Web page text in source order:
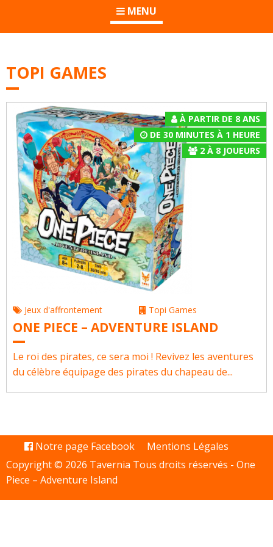
MENU
TOPI GAMES
À PARTIR DE 8 ANS
DE 30 MINUTES À 1 HEURE
2À 8JOUEURS
Jeux d'affrontement Topi Games
ONE PIECE – ADVENTURE ISLAND
Le roi des pirates, ce sera moi ! Revivez les aventures
du célèbre équipage des pirates du chapeau de...
Notre page Facebook
Mentions Légales
Copyright © 2026 Tavernia Tous droits réservés - One
Piece – Adventure Island